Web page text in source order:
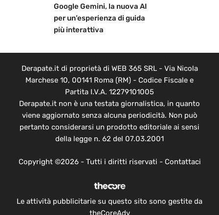
Google Gemini, la nuova AI
per un’esperienza di guida
più interattiva
Derapate.it di proprietà di WEB 365 SRL - Via Nicola
Marchese 10, 00141 Roma (RM) - Codice Fiscale e
Partita I.V.A. 12279101005
Derapate.it non è una testata giornalistica, in quanto
viene aggiornato senza alcuna periodicità. Non può
pertanto considerarsi un prodotto editoriale ai sensi
della legge n. 62 del 07.03.2001
Copyright ©2026 - Tutti i diritti riservati - Contattaci
Le attività pubblicitarie su questo sito sono gestite da
theCoreAdv